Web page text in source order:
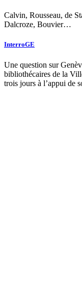
Calvin, Rousseau, de
Dalcroze, Bouvier…
InterroGE
Une question sur
bibliothécaires de la
trois jours à l’appui de